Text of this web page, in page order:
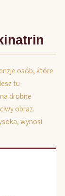
osób, które
tu
drobne
obraz.
wynosi